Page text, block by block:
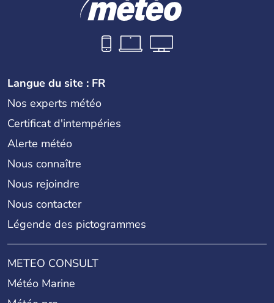
Langue du site : FR
Nos experts météo
Certificat d'intempéries
Alerte météo
Nous connaître
Nous rejoindre
Nous contacter
Légende des pictogrammes
METEO CONSULT
Météo Marine